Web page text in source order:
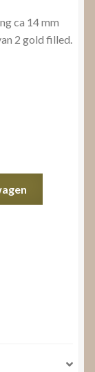
ca 14 mm
2 gold filled.